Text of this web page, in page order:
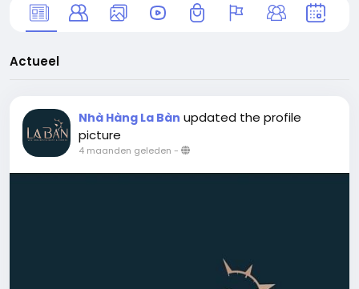
Actueel
Nhà Hàng La Bàn updated the profile
picture
4 maanden geleden -